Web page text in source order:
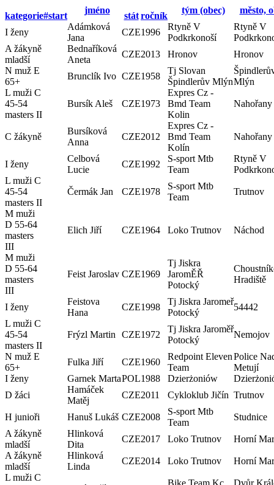
kategorie#start
jméno
stát ročník
tým (obec) město,
I ženy
Adámková
Jana
CZE1996
Rtyně V
Podkrkonoší
Rtyně V
A žákyně
mladší
Bednaříková
Aneta
CZE2013 Hronov
Hronov
N muž E
65+
Brunclík Ivo CZE1958
Tj Slovan
Špindlerův MlýnMlýn
L muži C
45-54
masters II
Bursík Aleš CZE1973
Expres Cz -
Bmd Team
Kolin
Nahořany
C žákyně
Bursíková
Anna
CZE2012
Expres Cz -
Bmd Team
Kolín
Nahořany
I ženy
Celbová
Lucie
CZE1992
S-sport Mtb
Team
Rtyně V
L muži C
45-54
masters II
Čermák Jan CZE1978
S-sport Mtb
Team
Trutnov
M muži
D 55-64
masters
III
Elich Jiří CZE1964 Loko Trutnov Náchod
M muži
D 55-64
masters
III
Feist Jaroslav CZE1969
Tj Jiskra
JaromĚŘ
Potocký
Hradiště
I ženy
Feistova
Hana
CZE1998
Tj Jiskra Jaromeř
Potocký
54442
L muži C
45-54
masters II
Frýzl Martin CZE1972
Tj Jiskra Jaroměř
Potocký
Nemojov
N muž E
65+
Fulka Jiří CZE1960
Redpoint Eleven
Team
Police
Metují
I ženy
Garnek MartaPOL1988 Dzierżoniów
D žáci
Hamáček
Matěj
CZE2011 Cykloklub Jičín Trutnov
H junioři Hanuš Lukáš CZE2008
S-sport Mtb
Team
Studnice
A žákyně
mladší
Hlinková
Dita
CZE2017 Loko Trutnov
Horní
A žákyně
mladší
Hlinková
Linda
CZE2014 Loko Trutnov
Horní
L muži C